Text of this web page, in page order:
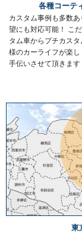
各種コーテ
カスタム事例も多数
望にも対応可能！ こ
タム車からプチカス
様のカーライフが楽
手伝いさせて頂きます
東